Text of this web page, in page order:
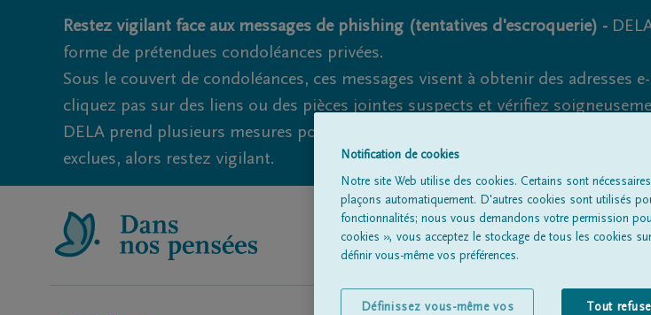
Restez vigilant face aux messages de phishing (tentatives d'escroquerie) -
forme de prétendues condoléances privées.
Sous le couvert de condoléances, ces messages visent à obtenir des
cliquez pas sur des liens ou des pièces jointes suspects et vérifiez
DELA prend plusieurs mesures pour éviter cela. Cependant, les tentatives
exclues, alors restez vigilant.
Tous les avis de décèsÀ
Notification de cookies
Notre site Web utilise des cookies. Certains sont
plaçons automatiquement. D'autres cookies sont utilisés
fonctionnalités; nous vous demandons votre permission
cookies », vous acceptez le stockage de tous les cookies
définir vous-même vos préférences.
Tout
Définissez vous-même vos